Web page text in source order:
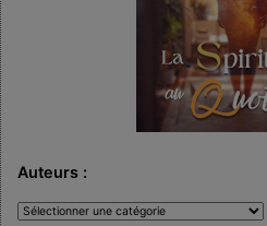
Auteurs :
Auteurs